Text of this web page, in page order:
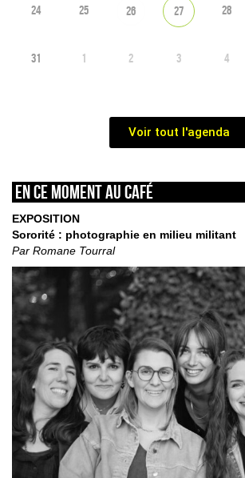
24 25 26 27 28
31 1 2 3 4
Voir tout l'agenda
En ce moment au café
EXPOSITION
Sororité : photographie en milieu militant
Par Romane Tourral